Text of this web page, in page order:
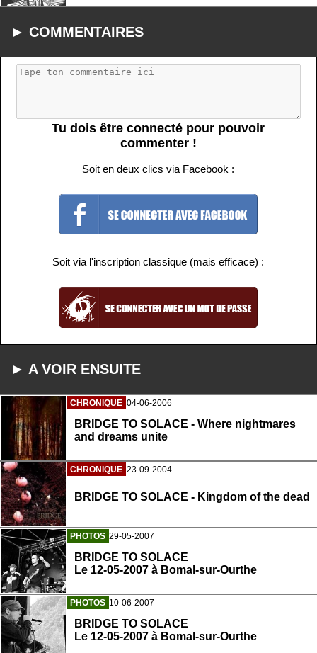
► COMMENTAIRES
Tu dois être connecté pour pouvoir
commenter !
Soit en deux clics via Facebook :
Soit via l'inscription classique (mais efficace) :
► A VOIR ENSUITE
CHRONIQUE 04-06-2006
BRIDGE TO SOLACE - Where nightmares
and dreams unite
CHRONIQUE 23-09-2004
BRIDGE TO SOLACE - Kingdom of the dead
PHOTOS 29-05-2007
BRIDGE TO SOLACE
Le 12-05-2007 à Bomal-sur-Ourthe
PHOTOS 10-06-2007
BRIDGE TO SOLACE
Le 12-05-2007 à Bomal-sur-Ourthe